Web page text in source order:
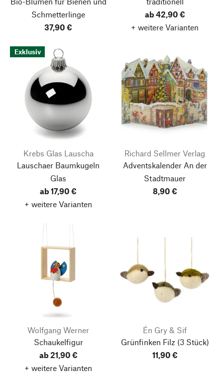
Schmetterlinge
37,90 €
ab 42,90 €
+ weitere Varianten
Exklusiv
Krebs Glas Lauscha
Lauschaer Baumkugeln
Glas
ab 17,90 €
+ weitere Varianten
Richard Sellmer Verlag
Adventskalender An der
Stadtmauer
8,90 €
Wolfgang Werner
Schaukelfigur
ab 21,90 €
+ weitere Varianten
Én Gry & Sif
Grünfinken Filz (3 Stück)
11,90 €